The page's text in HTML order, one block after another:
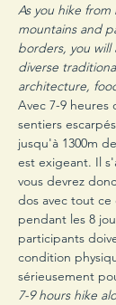
As you hike
mountains and
borders, you will
diverse
architecture,
Avec 7-9
sentiers
jusqu'à 1300m
est exigeant. Il
vous devrez
dos avec tout ce
pendant les 8
participants
condition
sérieusement
7-9 hours hike